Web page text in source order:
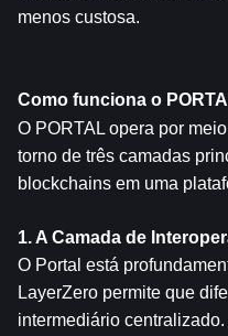
menos custosa.
Como funciona o
O PORTAL opera por
torno de três camadas
blockchains em uma
1. A Camada de
O Portal está
LayerZero permite que
intermediário